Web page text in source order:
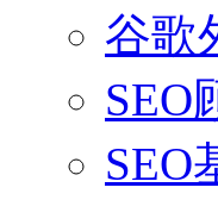
谷歌
SEO
SEO